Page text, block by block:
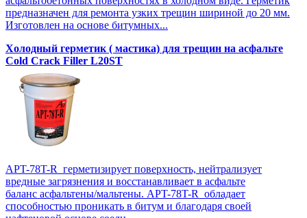
предназначен для ремонта узких трещин шириной до 20 мм.
Изготовлен на основе битумных...
Холодный герметик ( мастика) для трещин на асфальте
Cold Crack Filler L20SТ
APT-78T-R герметизирует поверхность, нейтрализует
вредные загрязнения и восстанавливает в асфальте
баланс асфальтены/мальтены. APT-78T-R обладает
способностью проникать в битум и благодаря своей